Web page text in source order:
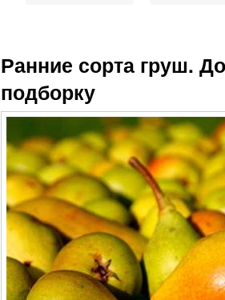
Ранние сорта груш.
подборку